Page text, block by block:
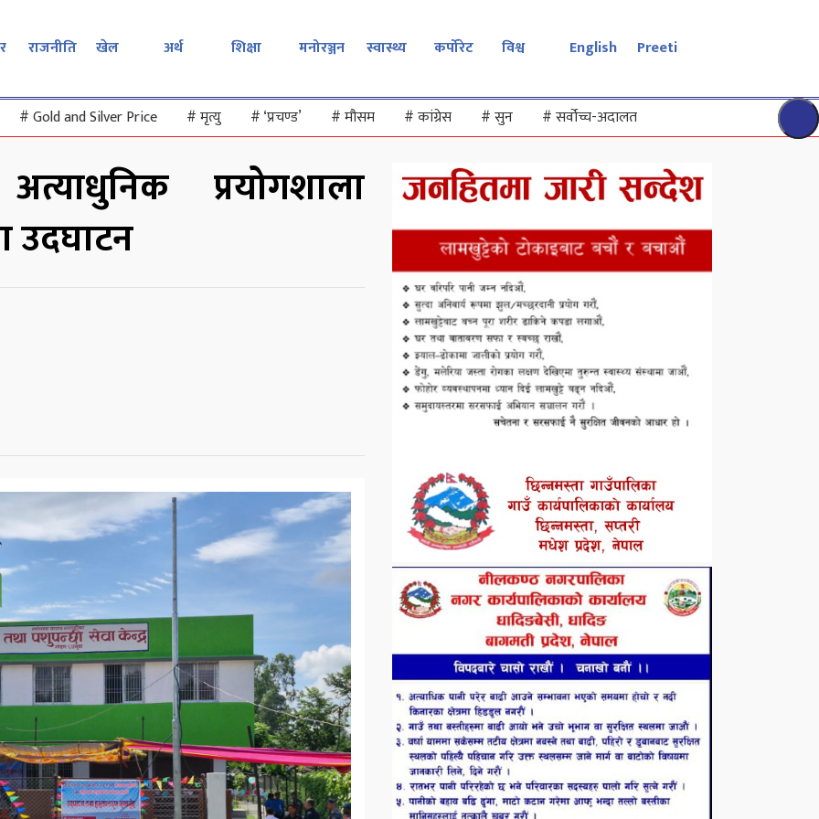
राजनीति खेल अर्थ शिक्षा मनोरञ्जन स्वास्थ्य कर्पोरेट विश्व English Preeti
#Gold and Silver Price #मृत्यु #‘प्रचण्ड’ #मौसम #कांग्रेस #सुन #सर्वोच्च-अदालत
प्रयोगशाला
उदघाटन